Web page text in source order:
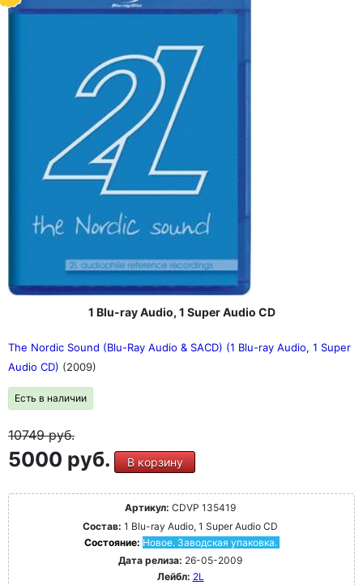
1 Blu-ray Audio, 1 Super Audio CD
The Nordic Sound (Blu-Ray Audio & SACD) (1 Blu-ray Audio, 1 Super
Audio CD) (2009)
Есть в наличии
10749руб.
5000 руб. В корзину
Артикул: CDVP 135419
Состав: 1 Blu-ray Audio, 1 Super Audio CD
Состояние: Новое. Заводская упаковка.
Дата релиза: 26-05-2009
Лейбл: 2L